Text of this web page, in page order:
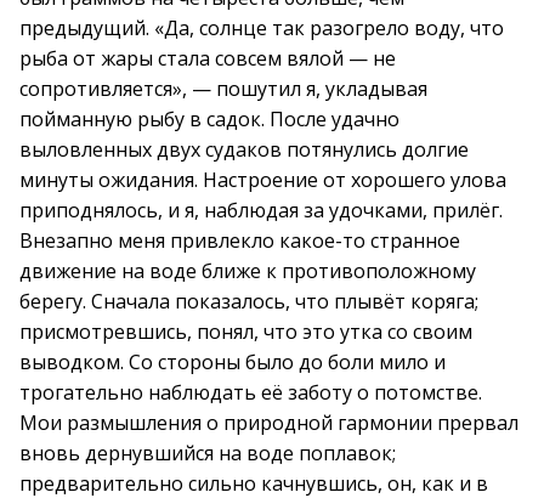
предыдущий. «Да, солнце так разогрело воду, что
рыба от жары стала совсем вялой — не
сопротивляется», — пошутил я, укладывая
пойманную рыбу в садок. После удачно
выловленных двух судаков потянулись долгие
минуты ожидания. Настроение от хорошего улова
приподнялось, и я, наблюдая за удочками, прилёг.
Внезапно меня привлекло какое-то странное
движение на воде ближе к противоположному
берегу. Сначала показалось, что плывёт коряга;
присмотревшись, понял, что это утка со своим
выводком. Со стороны было до боли мило и
трогательно наблюдать её заботу о потомстве.
Мои размышления о природной гармонии прервал
вновь дернувшийся на воде поплавок;
предварительно сильно качнувшись, он, как и в